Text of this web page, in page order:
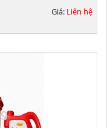
Giá: Liên hệ